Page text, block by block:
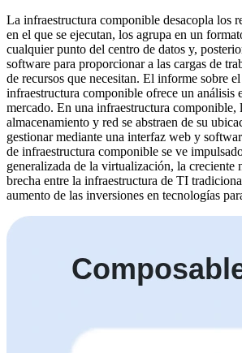
La infraestructura componible desacopla los
en el que se ejecutan, los agrupa en un
cualquier punto del centro de datos y,
software para proporcionar a las cargas de
de recursos que necesitan. El informe sobre
infraestructura componible ofrece un análisis
mercado. En una infraestructura componible,
almacenamiento y red se abstraen de su
gestionar mediante una interfaz web y
de infraestructura componible se ve
generalizada de la virtualización, la creciente
brecha entre la infraestructura de TI
aumento de las inversiones en tecnologías